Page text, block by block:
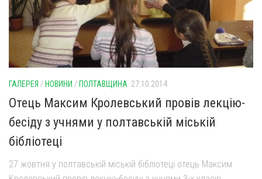
ГАЛЕРЕЯ / НОВИНИ / ПОЛТАВЩИНА 27.10.2014
Отець Максим Кролевський провів лекцію-
бесіду з учнями у полтавській міській
бібліотеці
27 жовтня у полтавській міській бібліотеці отець Максим